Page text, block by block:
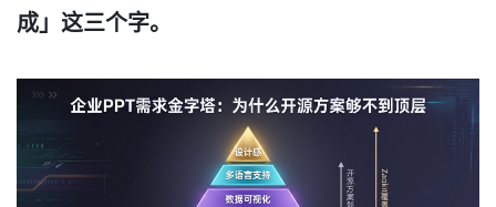
成」这三个字。